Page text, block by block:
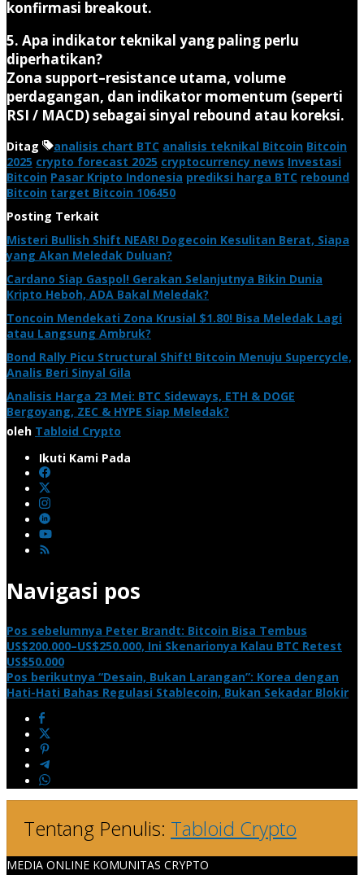
konfirmasi breakout.
5. Apa indikator teknikal yang paling perlu
diperhatikan?
Zona support–resistance utama, volume
perdagangan, dan indikator momentum (seperti
RSI / MACD) sebagai sinyal rebound atau koreksi.
Ditag analisis chart BTC analisis teknikal Bitcoin Bitcoin
2025 crypto forecast 2025 cryptocurrency news Investasi
Bitcoin Pasar Kripto Indonesia prediksi harga BTC rebound
Bitcoin target Bitcoin 106450
Posting Terkait
Misteri Bullish Shift NEAR! Dogecoin Kesulitan Berat, Siapa
yang Akan Meledak Duluan?
Cardano Siap Gaspol! Gerakan Selanjutnya Bikin Dunia
Kripto Heboh, ADA Bakal Meledak?
Toncoin Mendekati Zona Krusial $1.80! Bisa Meledak Lagi
atau Langsung Ambruk?
Bond Rally Picu Structural Shift! Bitcoin Menuju Supercycle,
Analis Beri Sinyal Gila
Analisis Harga 23 Mei: BTC Sideways, ETH & DOGE
Bergoyang, ZEC & HYPE Siap Meledak?
oleh Tabloid Crypto
Ikuti Kami Pada
Navigasi pos
Pos sebelumnya Peter Brandt: Bitcoin Bisa Tembus
US$200.000–US$250.000, Ini Skenarionya Kalau BTC Retest
US$50.000
Pos berikutnya “Desain, Bukan Larangan”: Korea dengan
Hati-Hati Bahas Regulasi Stablecoin, Bukan Sekadar Blokir
Tentang Penulis: Tabloid Crypto
MEDIA ONLINE KOMUNITAS CRYPTO